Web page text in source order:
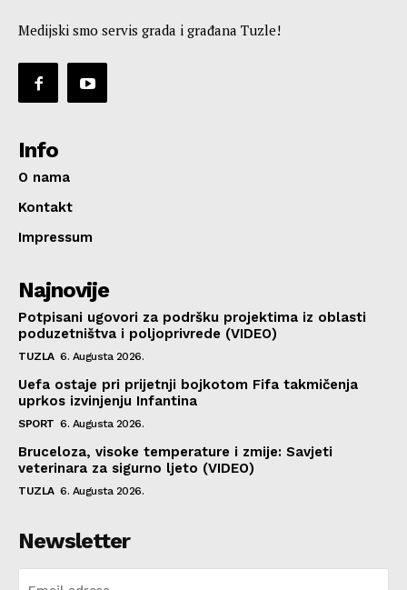
Medijski smo servis grada i građana Tuzle!
Info
O nama
Kontakt
Impressum
Najnovije
Potpisani ugovori za podršku projektima iz oblasti
poduzetništva i poljoprivrede (VIDEO)
TUZLA 6. Augusta 2026.
Uefa ostaje pri prijetnji bojkotom Fifa takmičenja
uprkos izvinjenju Infantina
SPORT 6. Augusta 2026.
Bruceloza, visoke temperature i zmije: Savjeti
veterinara za sigurno ljeto (VIDEO)
TUZLA 6. Augusta 2026.
Newsletter